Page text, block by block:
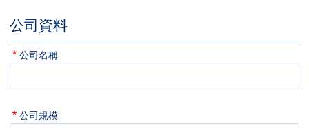
公司資料
公司名稱
公司規模